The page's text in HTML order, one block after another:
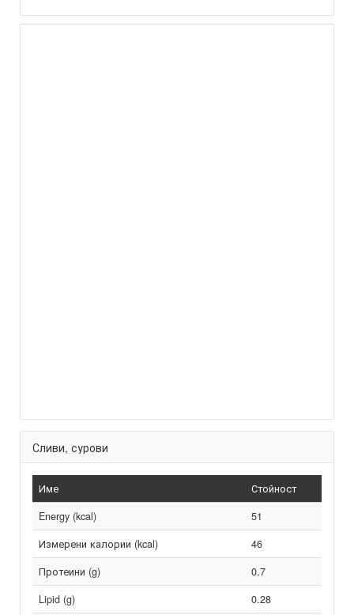
Сливи, сурови
Име
Стойност
Energy (kcal)
51
Измерени калории (kcal)
46
Протеини (g)
0.7
Lipid (g)
0.28